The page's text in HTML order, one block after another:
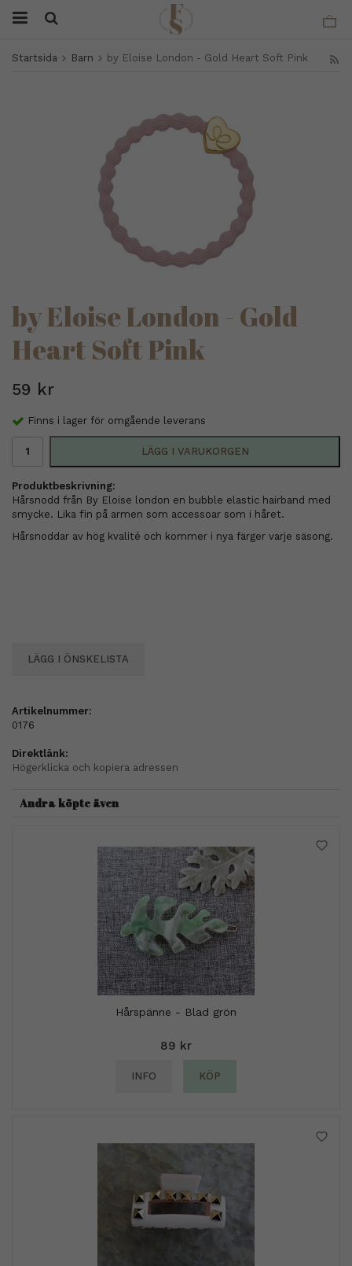
Startsida Barn by Eloise London - Gold Heart Soft Pink
by Eloise London - Gold
Heart Soft Pink
59 kr
Finns i lager för omgående leverans
LÄGG I VARUKORGEN
Produktbeskrivning:
Hårsnodd från By Eloise london en bubble elastic hairband med
smycke. Lika fin på armen som accessoar som i håret.
Hårsnoddar av hög kvalité och kommer i nya färger varje säsong.
LÄGG I ÖNSKELISTA
Artikelnummer:
0176
Direktlänk:
Högerklicka och kopiera adressen
Andra köpte även
Hårspänne - Blad grön
89 kr
INFO KÖP